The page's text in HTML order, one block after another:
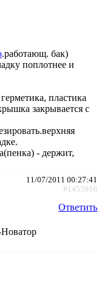
.работающ. бак)
поплотнее и
пластика
закрывается с
- держит,
11/07/2011 00:27:41
#1453916
Ответить